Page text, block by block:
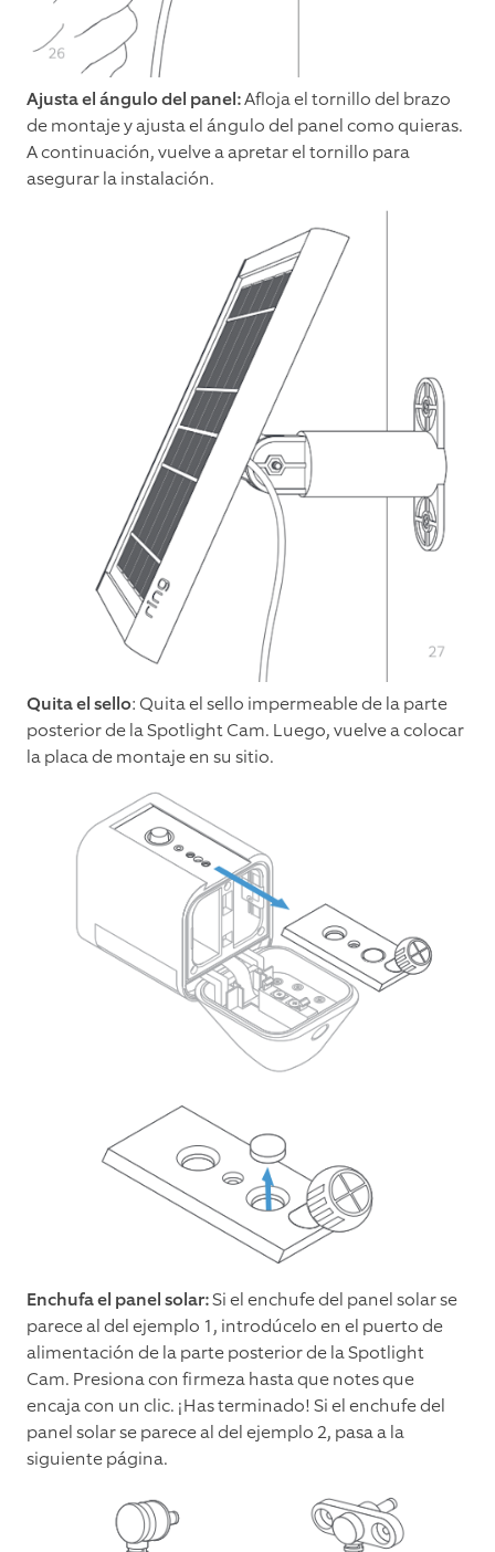
Ajusta el ángulo del panel:Afloja el tornillo del brazo
de montaje y ajusta el ángulo del panel como quieras.
A continuación, vuelve a apretar el tornillo para
asegurar la instalación.
Quita el sello: Quita el sello impermeable de la parte
posterior de la Spotlight Cam. Luego, vuelve a colocar
la placa de montaje en su sitio.
Enchufa el panel solar:Si el enchufe del panel solar se
parece al del ejemplo 1, introdúcelo en el puerto de
alimentación de la parte posterior de la Spotlight
Cam. Presiona con firmeza hasta que notes que
encaja con un clic. ¡Has terminado! Si el enchufe del
panel solar se parece al del ejemplo 2, pasa a la
siguiente página.